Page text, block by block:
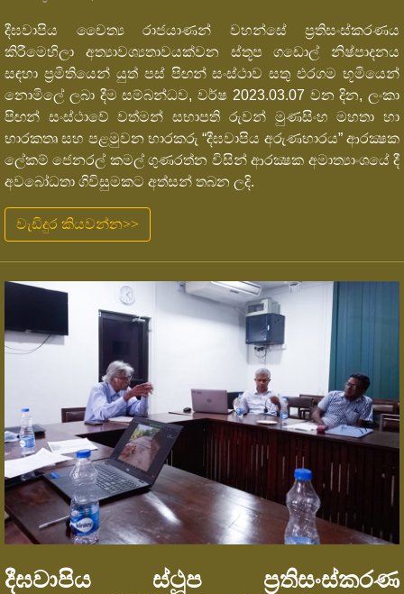
දීඝවාපිය චෛත්‍ය රාජයාණන් වහන්සේ ප්‍රතිසංස්කරණය
කිරීමෙහිලා අත්‍යාවශ්‍යතාවයක්වන ස්තූප ගඩොල් නිෂ්පාදනය
සඳහා ප්‍රමිතියෙන් යුත් පස් පිඟන් සංස්ථාව සතු එරගම භූමියෙන්
නොමිලේ ලබා දීම සම්බන්ධව, වර්ෂ 2023.03.07 වන දින, ලංකා
පිඟන් සංස්ථාවේ වත්මන් සභාපති රුවන් මුණසිංහ මහතා හා
භාරකතෘ සහ පළමුවන භාරකරු “දීඝවාපිය අරුණභාරය” ආරක්‍ෂක
ලේකම් ජෙනරල් කමල් ගුණරත්න විසින් ආරක්‍ෂක අමාත්‍යාංශයේ දී
අවබෝධතා ගිවිසුමකට අත්සන් තබන ලදි.
වැඩිදුර කියවන්න>>
දීඝවාපිය ස්ථූප ප්‍රතිසංස්කරණ